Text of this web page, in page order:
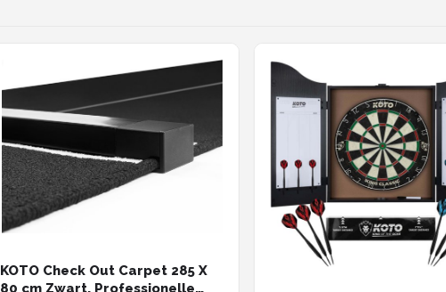
KOTO Check Out Carpet 285 X
80 cm Zwart, Professionelle